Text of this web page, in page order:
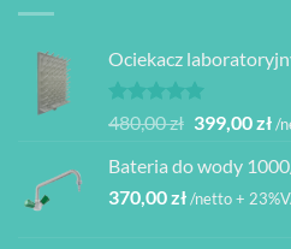
Ociekacz
Oceniono
na 5
480,00zł Pierwotna
wynosiła:
480,00 zł.
399,00zł /
Bateria do wody
370,00zł/netto +